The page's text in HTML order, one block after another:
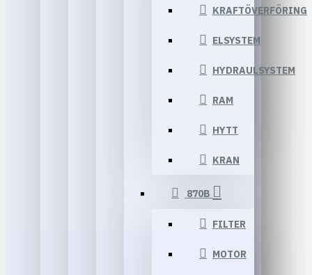
KRAFTÖVERFÖRING
ELSYSTEM
HYDRAULSYSTEM
RAM
HYTT
KRAN
870B
FILTER
MOTOR